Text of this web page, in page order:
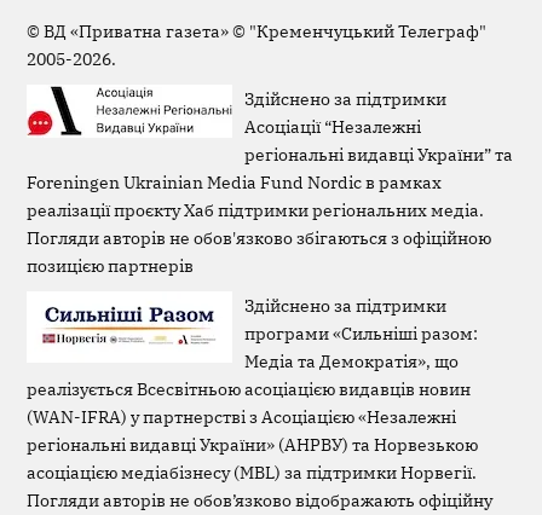
©ВД «Приватна газета»© "Кременчуцький Телеграф"
2005-2026.
Здійснено за підтримки
Асоціації “Незалежні
регіональні видавці України” та
Foreningen Ukrainian Media Fund Nordic в рамках
реалізації проєкту Хаб підтримки регіональних медіа.
Погляди авторів не обов'язково збігаються з офіційною
позицією партнерів
Здійснено за підтримки
програми «Сильніші разом:
Медіа та Демократія», що
реалізується Всесвітньою асоціацією видавців новин
(WAN-IFRA) у партнерстві з Асоціацією «Незалежні
регіональні видавці України» (АНРВУ) та Норвезькою
асоціацією медіабізнесу (MBL) за підтримки Норвегії.
Погляди авторів не обов’язково відображають офіційну